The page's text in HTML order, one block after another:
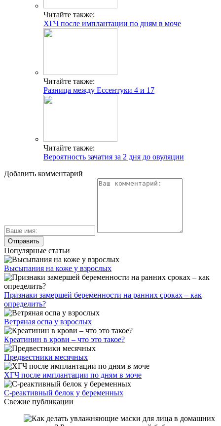
Читайте также:
ХГЧ после имплантации по дням в моче
Читайте также:
Разница между Ессентуки 4 и 17
Читайте также:
Вероятность зачатия за 2 дня до овуляции
Добавить комментарий
Популярные статьи
Высыпания на коже у взрослых
Признаки замершей беременности на ранних сроках – как
определить?
Ветряная оспа у взрослых
Креатинин в крови – что это такое?
Предвестники месячных
ХГЧ после имплантации по дням в моче
С-реактивный белок у беременных
Свежие публикации